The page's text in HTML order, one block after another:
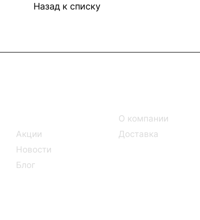
Назад к списку
Акции
Новости
Блог
О компании
Доставка